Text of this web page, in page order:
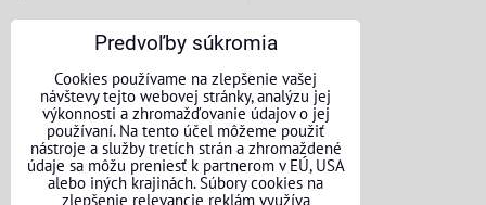
KONTAKTNÉ ÚDAJE
O nás
Kontakt
Požičovňa náradia
Predvoľby súkromia
Cookies používame na zlepšenie vašej
návštevy tejto webovej stránky, analýzu jej
výkonnosti a zhromažďovanie údajov o jej
používaní. Na tento účel môžeme použiť
nástroje a služby tretích strán a zhromaždené
údaje sa môžu preniesť k partnerom v EÚ, USA
alebo iných krajinách. Súbory cookies na
zlepšenie relevancie reklám využíva